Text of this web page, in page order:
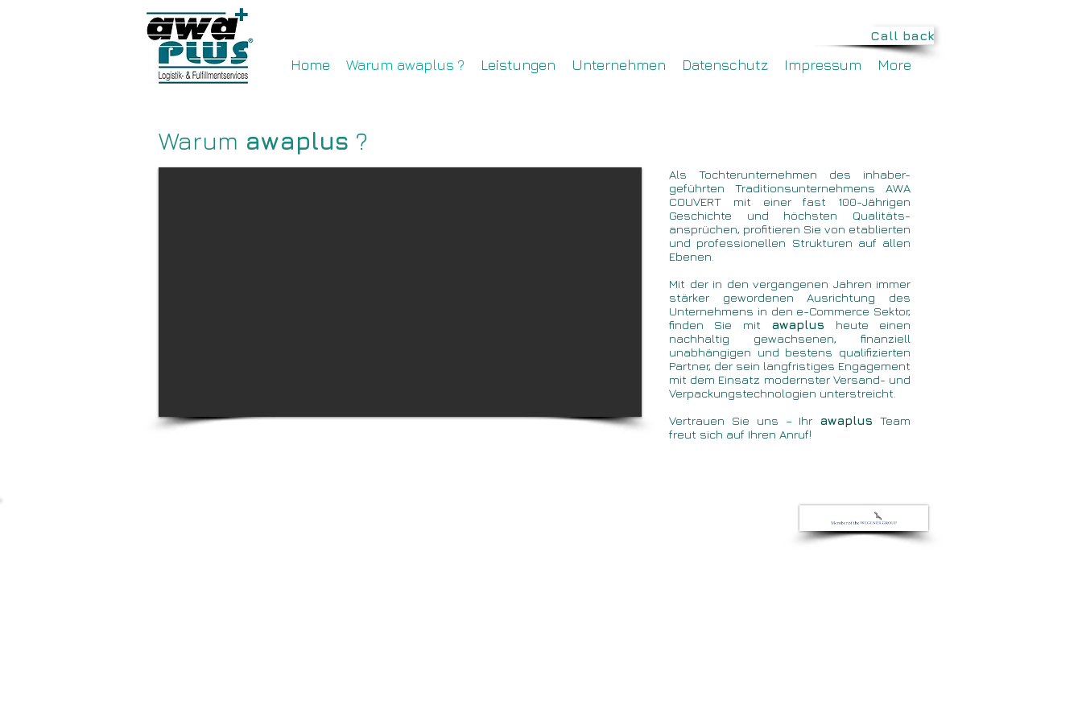
Call back
Home Warum awaplus ? Leistungen Unternehmen Datenschutz Impressum More
Warum awaplus ?
Als Tochterunternehmen des inhaber-
geführten Traditionsunternehmens AWA
COUVERT mit einer fast 100-Jährigen
Geschichte und höchsten Qualitäts-
ansprüchen, profitieren Sie von etablierten
und professionellen Strukturen auf allen
Ebenen.
Mit der in den vergangenen Jahren immer
stärker gewordenen Ausrichtung des
Unternehmens in den e-Commerce Sektor,
finden Sie mit awaplus heute einen
nachhaltig gewachsenen, finanziell
unabhängigen und bestens qualifizierten
Partner, der sein langfristiges Engagement
mit dem Einsatz modernster Versand- und
Verpackungstechnologien unterstreicht.
Vertrauen Sie uns – Ihr awaplus Team
freut sich auf Ihren Anruf!